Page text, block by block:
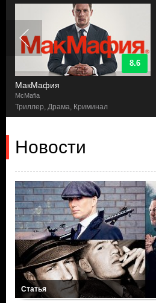
8.6
МакМафия
McMafia
Триллер, Драма, Криминал
Новости
Статья